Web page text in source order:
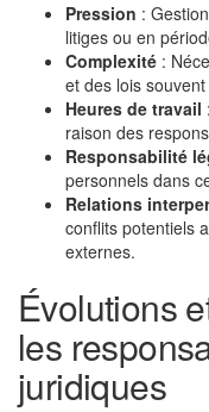
Pression :
litiges ou en
Complexité :
et des lois
Heures de travail
raison des
Responsabilité
personnels dans
Relations
conflits potentiels
externes.
Évolutions
les
juridiques